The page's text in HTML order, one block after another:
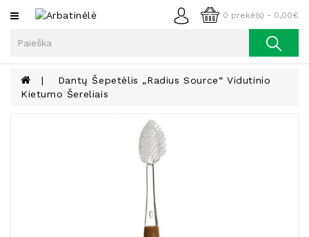
0 prekė(s) - 0,00€
Kategorijos
Kava
Dantų Šepetėlis „Radius Source“ Vidutinio
Kietumo Šereliais